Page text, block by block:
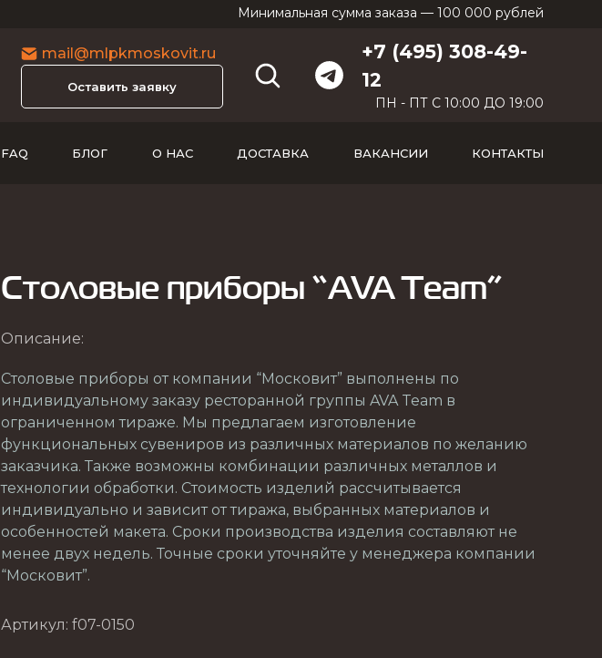
Минимальная сумма заказа — 100 000 рублей
mail@mlpkmoskovit.ru
Оставить заявку
+7 (495) 308-49-
12
ПН - ПТ С 10:00 ДО 19:00
FAQ БЛОГ О НАС ДОСТАВКА ВАКАНСИИ КОНТАКТЫ
Столовые приборы “AVA Team”
Описание:
Столовые приборы от компании “Московит” выполнены по
индивидуальному заказу ресторанной группы AVA Team в
ограниченном тираже. Мы предлагаем изготовление
функциональных сувениров из различных материалов по желанию
заказчика. Также возможны комбинации различных металлов и
технологии обработки. Стоимость изделий рассчитывается
индивидуально и зависит от тиража, выбранных материалов и
особенностей макета. Сроки производства изделия составляют не
менее двух недель. Точные сроки уточняйте у менеджера компании
“Московит”.
Артикул: f07-0150